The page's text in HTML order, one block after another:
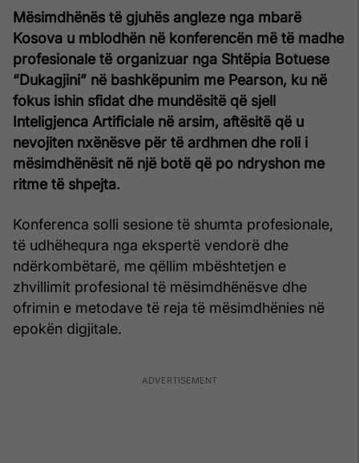
Mësimdhënës të gjuhës angleze nga mbarë
Kosova u mblodhën në konferencën më të madhe
profesionale të organizuar nga Shtëpia Botuese
“Dukagjini” në bashkëpunim me Pearson, ku në
fokus ishin sfidat dhe mundësitë që sjell
Inteligjenca Artificiale në arsim, aftësitë që u
nevojiten nxënësve për të ardhmen dhe roli i
mësimdhënësit në një botë që po ndryshon me
ritme të shpejta.
Konferenca solli sesione të shumta profesionale,
të udhëhequra nga ekspertë vendorë dhe
ndërkombëtarë, me qëllim mbështetjen e
zhvillimit profesional të mësimdhënësve dhe
ofrimin e metodave të reja të mësimdhënies në
epokën digjitale.